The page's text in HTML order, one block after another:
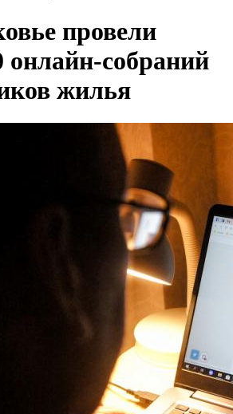
провели
собраний
жилья